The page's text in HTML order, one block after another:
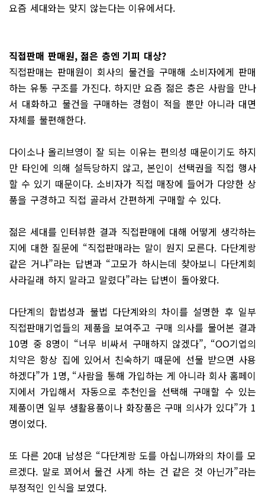
요즘 세대와는 맞지 않는다는 이유에서다.
직접판매 판매원, 젊은 층엔 기피 대상?
직접판매는 판매원이 회사의 물건을 구매해 소비자에게 판매
하는 유통 구조를 가진다. 하지만 요즘 젊은 층은 사람을 만나
서 대화하고 물건을 구매하는 경험이 적을 뿐만 아니라 대면
자체를 불편해한다.
다이소나 올리브영이 잘 되는 이유는 편의성 때문이기도 하지
만 타인에 의해 설득당하지 않고, 본인이 선택권을 직접 행사
할 수 있기 때문이다. 소비자가 직접 매장에 들어가 다양한 상
품을 구경하고 직접 골라서 간편하게 구매할 수 있다.
젊은 세대를 인터뷰한 결과 직접판매에 대해 어떻게 생각하는
지에 대한 질문에 “직접판매라는 말이 뭔지 모른다. 다단계랑
같은 거냐”라는 답변과 “고모가 하시는데 찾아보니 다단계회
사라길래 하지 말라고 말렸다”라는 답변이 돌아왔다.
다단계의 합법성과 불법 다단계와의 차이를 설명한 후 일부
직접판매기업들의 제품을 보여주고 구매 의사를 물어본 결과
10명 중 8명이 “너무 비싸서 구매하지 않겠다”, “OO기업의
치약은 항상 집에 있어서 친숙하기 때문에 선물 받으면 사용
하겠다”가 1명, “사람을 통해 가입하는 게 아니라 회사 홈페이
지에서 가입해서 자동으로 추천인을 선택해 구매할 수 있는
제품이면 일부 생활용품이나 화장품은 구매 의사가 있다”가 1
명이었다.
또 다른 20대 남성은 “다단계랑 도를 아십니까와의 차이를 모
르겠다. 말로 꾀어서 물건 사게 하는 건 같은 것 아닌가”라는
부정적인 인식을 보였다.